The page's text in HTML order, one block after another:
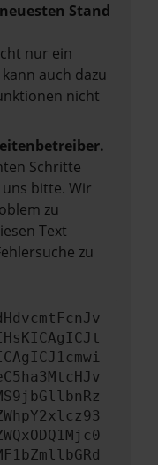
Stand
nur ein
auch dazu
nicht
Schritte
bitte. Wir
zu
Text
zu